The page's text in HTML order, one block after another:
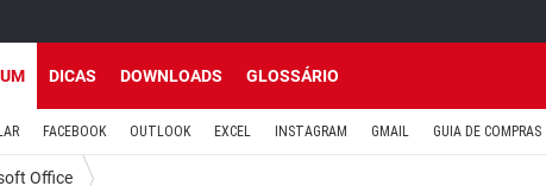
DICAS DOWNLOADS GLOSSÁRIO
FACEBOOK OUTLOOK EXCEL INSTAGRAM GMAIL GUIA DE COMPRAS
Office